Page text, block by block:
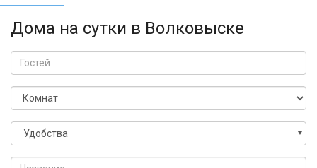
Дома на сутки в Волковыске
Удобства